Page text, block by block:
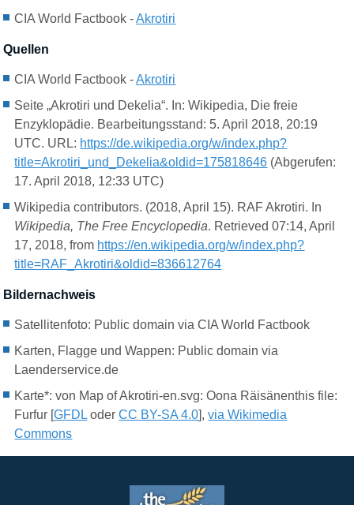
CIA World Factbook -Akrotiri
Quellen
CIA World Factbook -Akrotiri
Seite „Akrotiri und Dekelia“. In: Wikipedia, Die freie
Enzyklopädie. Bearbeitungsstand: 5. April 2018, 20:19
UTC. URL: https://de.wikipedia.org/w/index.php?
title=Akrotiri_und_Dekelia&oldid=175818646 (Abgerufen:
17. April 2018, 12:33 UTC)
Wikipedia contributors. (2018, April 15). RAF Akrotiri. In
Wikipedia, The Free Encyclopedia. Retrieved 07:14, April
17, 2018, from https://en.wikipedia.org/w/index.php?
title=RAF_Akrotiri&oldid=836612764
Bildernachweis
Satellitenfoto: Public domain via CIA World Factbook
Karten, Flagge und Wappen: Public domain via
Laenderservice.de
Karte*: von Map of Akrotiri-en.svg: Oona Räisänenthis file:
Furfur [GFDL oderCC BY-SA 4.0],via Wikimedia
Commons